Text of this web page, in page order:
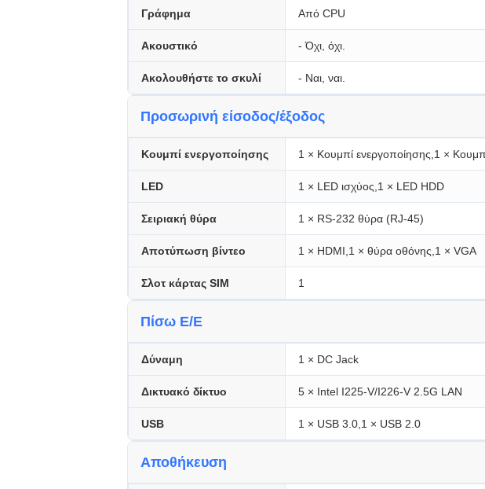
Γράφημα Από CPU
Ακουστικό - Όχι, όχι.
Ακολουθήστε το σκυλί - Ναι, ναι.
Προσωρινή είσοδος/έξοδος
Κουμπί ενεργοποίησης 1 × Κουμπί ενεργοποίησης,1 ×
LED 1 × LED ισχύος,1 × LED HDD
Σειριακή θύρα 1 × RS-232 θύρα (RJ-45)
Αποτύπωση βίντεο 1 × HDMI,1 × θύρα οθόνης,1 × VGA
Σλοτ κάρτας SIM 1
Πίσω Ε/Ε
Δύναμη 1 × DC Jack
Δικτυακό δίκτυο 5 × Intel I225-V/I226-V 2.5G LAN
USB 1 × USB 3.0,1 × USB 2.0
Αποθήκευση